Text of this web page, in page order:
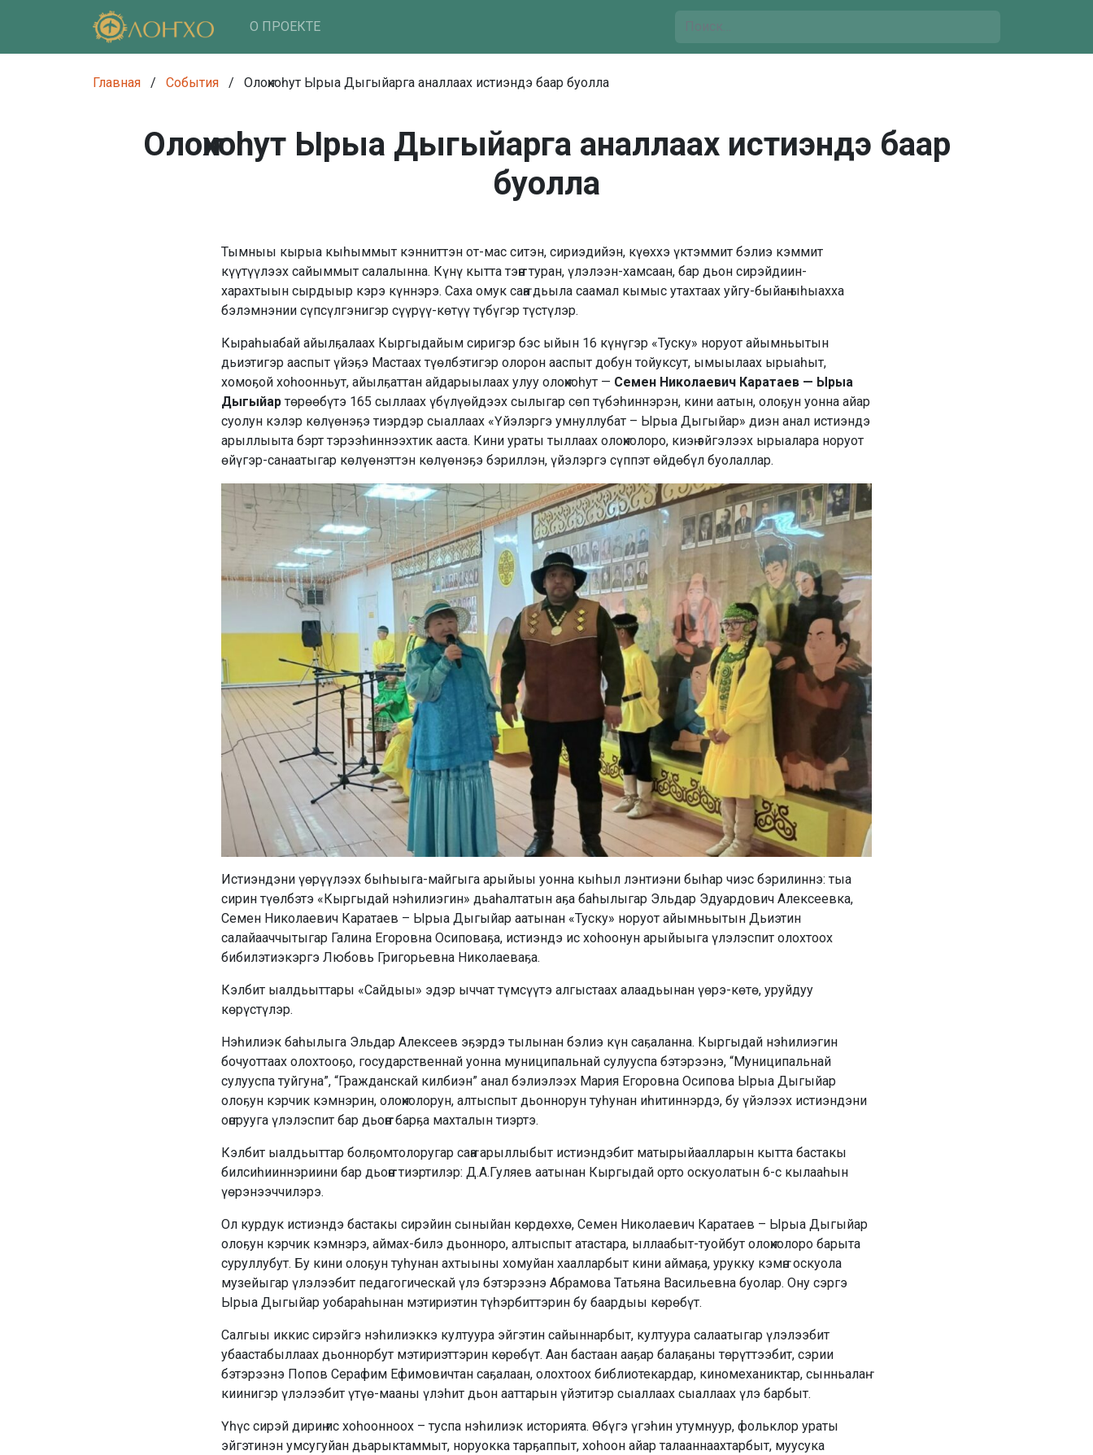
О ПРОЕКТЕ
Главная / События / Олоҥхоһут Ырыа Дыгыйарга аналлаах истиэндэ баар буолла
Олоҥхоһут Ырыа Дыгыйарга аналлаах истиэндэ баар
буолла
Тымныы кырыа кыһыммыт кэнниттэн от-мас ситэн, сириэдийэн, күөххэ үктэммит бэлиэ кэммит
күүтүүлээх сайыммыт салалынна. Күнү кытта тэҥҥэ туран, үлэлээн-хамсаан, бар дьон сирэйдиин-
харахтыын сырдыыр кэрэ күннэрэ. Саха омук саҥа дьыла саамал кымыс утахтаах уйгу-быйаҥ ыһыахха
бэлэмнэнии сүпсүлгэнигэр сүүрүү-көтүү түбүгэр түстүлэр.
Кыраһыабай айылҕалаах Кыргыдайым сиригэр бэс ыйын 16 күнүгэр «Туску» норуот айымньытын
дьиэтигэр ааспыт үйэҕэ Мастаах түөлбэтигэр олорон ааспыт добун тойуксут, ымыылаах ырыаһыт,
хомоҕой хоһоонньут, айылҕаттан айдарыылаах улуу олоҥхоһут — Семен Николаевич Каратаев — Ырыа
Дыгыйар төрөөбүтэ 165 сыллаах үбүлүөйдээх сылыгар сөп түбэһиннэрэн, кини аатын, олоҕун уонна айар
суолун кэлэр көлүөнэҕэ тиэрдэр сыаллаах «Үйэлэргэ умнуллубат – Ырыа Дыгыйар» диэн анал истиэндэ
арыллыыта бэрт тэрээһиннээхтик ааста. Кини ураты тыллаах олоҥхолоро, киэҥ эйгэлээх ырыалара норуот
өйүгэр-санаатыгар көлүөнэттэн көлүөнэҕэ бэриллэн, үйэлэргэ сүппэт өйдөбүл буолаллар.
Истиэндэни үөрүүлээх быһыыга-майгыга арыйыы уонна кыһыл лэнтиэни быһар чиэс бэрилиннэ: тыа
сирин түөлбэтэ «Кыргыдай нэһилиэгин» дьаһалтатын аҕа баһылыгар Эльдар Эдуардович Алексеевка,
Семен Николаевич Каратаев – Ырыа Дыгыйар аатынан «Туску» норуот айымньытын Дьиэтин
салайааччытыгар Галина Егоровна Осиповаҕа, истиэндэ ис хоһоонун арыйыыга үлэлэспит олохтоох
бибилэтиэкэргэ Любовь Григорьевна Николаеваҕа.
Кэлбит ыалдьыттары «Cайдыы» эдэр ыччат түмсүүтэ алгыстаах алаадьынан үөрэ-көтө, уруйдуу
көрүстүлэр.
Нэһилиэк баһылыга Эльдар Алексеев эҕэрдэ тылынан бэлиэ күн саҕаланна. Кыргыдай нэһилиэгин
бочуоттаах олохтооҕо, государственнай уонна муниципальнай сулууспа бэтэрээнэ, “Муниципальнай
сулууспа туйгуна”, “Гражданскай килбиэн” анал бэлиэлээх Мария Егоровна Осипова Ырыа Дыгыйар
олоҕун кэрчик кэмнэрин, олоҥхолорун, алтыспыт дьоннорун туһунан иһитиннэрдэ, бу үйэлээх истиэндэни
оҥорууга үлэлэспит бар дьоҥҥо барҕа махталын тиэртэ.
Кэлбит ыалдьыттар болҕомтолоругар саҥа арыллыбыт истиэндэбит матырыйаалларын кытта бастакы
билсиһииннэриини бар дьоҥҥо тиэртилэр: Д.А.Гуляев аатынан Кыргыдай орто оскуолатын 6-с кылааһын
үөрэнээччилэрэ.
Ол курдук истиэндэ бастакы сирэйин сыныйан көрдөххө, Семен Николаевич Каратаев – Ырыа Дыгыйар
олоҕун кэрчик кэмнэрэ, аймах-билэ дьонноро, алтыспыт атастара, ыллаабыт-туойбут олоҥхолоро барыта
суруллубут. Бу кини олоҕун туһунан ахтыыны хомуйан хаалларбыт кини аймаҕа, урукку кэмҥэ оскуола
музейыгар үлэлээбит педагогическай үлэ бэтэрээнэ Абрамова Татьяна Васильевна буолар. Ону сэргэ
Ырыа Дыгыйар уобараһынан мэтириэтин түһэрбиттэрин бу баардыы көрөбүт.
Салгыы иккис сирэйгэ нэһилиэккэ култуура эйгэтин сайыннарбыт, култуура салаатыгар үлэлээбит
убаастабыллаах дьоннорбут мэтириэттэрин көрөбүт. Аан бастаан ааҕар балаҕаны төрүттээбит, сэрии
бэтэрээнэ Попов Серафим Ефимовичтан саҕалаан, олохтоох библиотекардар, киномеханиктар, сынньалаҥ
киинигэр үлэлээбит үтүө-мааны үлэһит дьон ааттарын үйэтитэр сыаллаах сыаллаах үлэ барбыт.
Үһүс сирэй дириҥ ис хоһоонноох – туспа нэһилиэк историята. Өбүгэ үгэһин утумнуур, фольклор ураты
эйгэтинэн умсугуйан дьарыктаммыт, норуокка тарҕаппыт, хоһоон айар талааннаахтарбыт, муусука